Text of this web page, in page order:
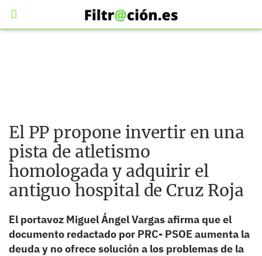
El PP propone invertir en una
pista de atletismo
homologada y adquirir el
antiguo hospital de Cruz Roja
El portavoz Miguel Ángel Vargas afirma que el
documento redactado por PRC- PSOE aumenta la
deuda y no ofrece solución a los problemas de la